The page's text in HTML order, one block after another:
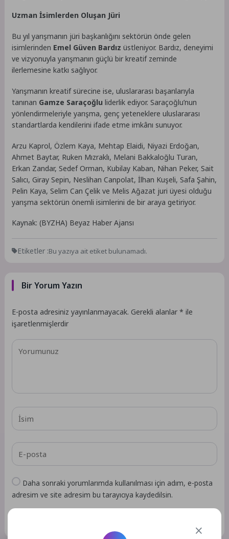
Uzman İsimlerden Oluşan Jüri
Bu yıl yarışmanın jüri başkanlığını sektörün önde gelen
isimlerinden Emel Güven Bardız üstleniyor. Bardız, deneyimi
ve vizyonuyla yarışmanın güçlü bir kreatif zeminde
ilerlemesine katkı sağlıyor.
Yarışmanın kreatif sürecine ise, uluslararası başarılarıyla
tanınan Gamze Saraçoğlu liderlik ediyor. Saraçoğlu’nun
yönlendirmeleriyle yarışma, genç yeteneklere uluslararası
standartlarda kendilerini ifade etme imkânı sunuyor.
Arzu Kaprol, Özlem Kaya, Mehtap Elaidi, Niyazi Erdoğan,
Ahmet Baytar, Ruken Mızraklı, Melani Bakkaloğlu Turan,
Erkan Zandar, Sedef Orman, Kubilay Kaban, Nihan Peker, Sait
Salıcı, Giray Sepin, Neslihan Canpolat, İlhan Kuşeli, Safa Şahin,
Pelin Kaya, Selim Can Çelik ve Melis Ağazat juri üyesi olduğu
yarışma sektörün önemli isimlerini de bir araya getiriyor.
Kaynak: (BYZHA) Beyaz Haber Ajansı
Etiketler :Bu yazıya ait etiket bulunamadı.
Bir Yorum Yazın
E-posta adresiniz yayınlanmayacak. Gerekli alanlar* ile
işaretlenmişlerdir
Daha sonraki yorumlarımda kullanılması için adım, e-posta
adresim ve site adresim bu tarayıcıya kaydedilsin.